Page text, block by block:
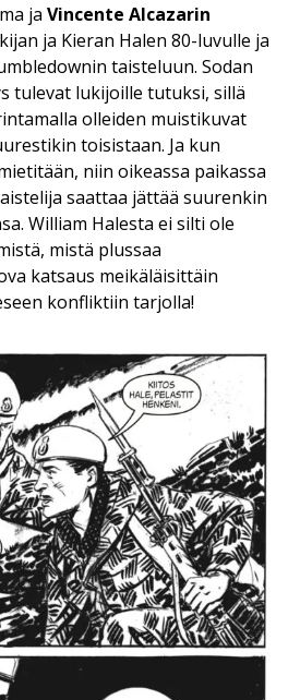
ja Vincente Alcazarin
ja Kieran Halen 80-luvulle ja
taisteluun. Sodan
tulevat lukijoille tutuksi, sillä
olleiden muistikuvat
toisistaan. Ja kun
niin oikeassa paikassa
saattaa jättää suurenkin
William Halesta ei silti ole
mistä plussaa
katsaus meikäläisittäin
konfliktiin tarjolla!